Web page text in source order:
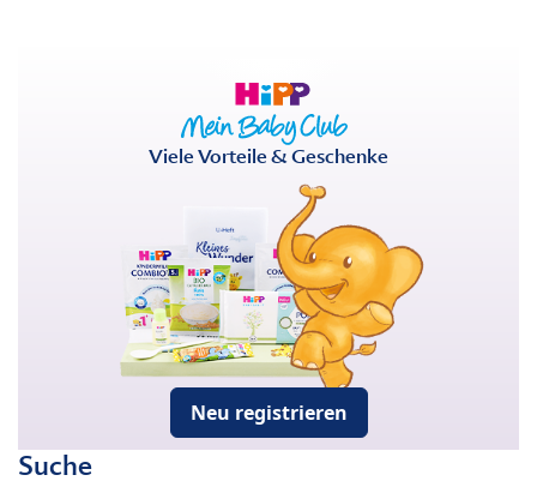
Viele Vorteile & Geschenke
Neu registrieren
Suche